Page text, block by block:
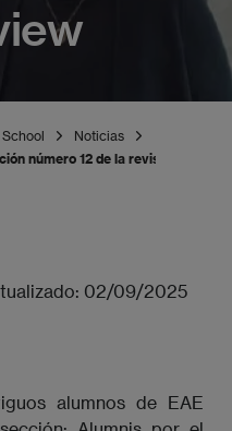
Noticias
número 12 de la revista Talent
02/09/2025
alumnos de EAE